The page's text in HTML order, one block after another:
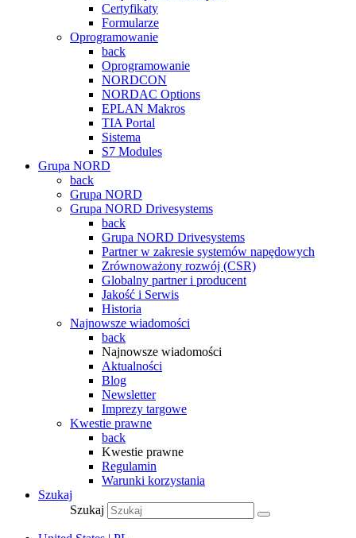
Certyfikaty
Formularze
Oprogramowanie
back
Oprogramowanie
NORDCON
NORDAC Options
EPLAN Makros
TIA Portal
Sistema
S7 Modules
Grupa NORD
back
Grupa NORD
Grupa NORD Drivesystems
back
Grupa NORD Drivesystems
Partner w zakresie systemów napędowych
Zrównoważony rozwój (CSR)
Globalny partner i producent
Jakość i Serwis
Historia
Najnowsze wiadomości
back
Najnowsze wiadomości
Aktualności
Blog
Newsletter
Imprezy targowe
Kwestie prawne
back
Kwestie prawne
Regulamin
Warunki korzystania
Szukaj
Szukaj